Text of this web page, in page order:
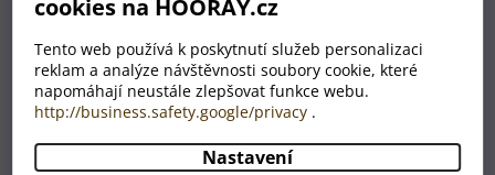
cookies na HOORAY.cz
Tento web používá k poskytnutí služeb personalizaci
reklam a analýze návštěvnosti soubory cookie, které
napomáhají neustále zlepšovat funkce webu.
http://business.safety.google/privacy .
Nastavení